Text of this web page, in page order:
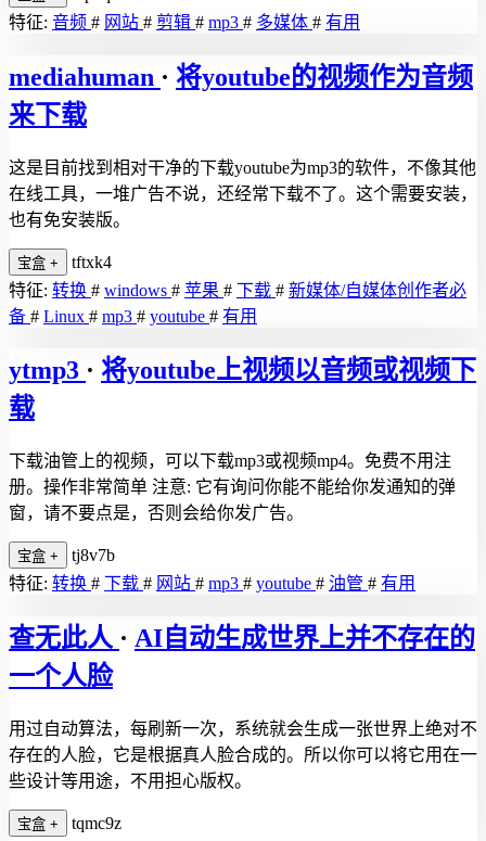
特征: 音频 # 网站 # 剪辑 # mp3 # 多媒体 # 有用
mediahuman · 将youtube的视频作为音频
来下载
这是目前找到相对干净的下载youtube为mp3的软件，不像其他
在线工具，一堆广告不说，还经常下载不了。这个需要安装，
也有免安装版。
宝盒 +
tftxk4
特征: 转换 # windows # 苹果 # 下载 # 新媒体/自媒体创作者必
备 # Linux # mp3 # youtube # 有用
ytmp3 · 将youtube上视频以音频或视频下
载
下载油管上的视频，可以下载mp3或视频mp4。免费不用注
册。操作非常简单 注意: 它有询问你能不能给你发通知的弹
窗，请不要点是，否则会给你发广告。
宝盒 +
tj8v7b
特征: 转换 # 下载 # 网站 # mp3 # youtube # 油管 # 有用
查无此人 · AI自动生成世界上并不存在的
一个人脸
用过自动算法，每刷新一次，系统就会生成一张世界上绝对不
存在的人脸，它是根据真人脸合成的。所以你可以将它用在一
些设计等用途，不用担心版权。
宝盒 +
tqmc9z